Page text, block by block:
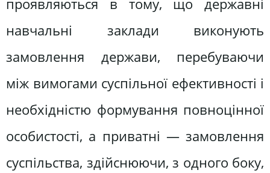
проявляються в тому, що державні
навчальні заклади виконують
замовлення держави, перебуваючи
між вимогами суспільної ефективності і
необхідністю формування повноцінної
особистості, а приватні — замовлення
суспільства, здійснюючи, з одного боку,